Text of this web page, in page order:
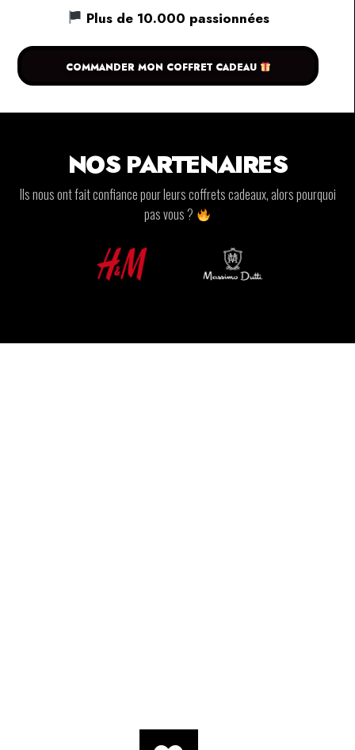
Plus de 10.000 passionnées
COMMANDER MON COFFRET CADEAU
NOS PARTENAIRES
Ils nous ont fait confiance pour leurs coffrets cadeaux, alors pourquoi
pas vous ?